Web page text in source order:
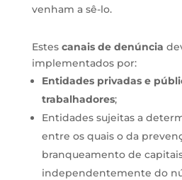
venham a sê-lo.
Estes canais de denúncia
implementados por:
Entidades privadas e
trabalhadores;
Entidades sujeitas a
entre os quais o da
branqueamento de
independentemente do